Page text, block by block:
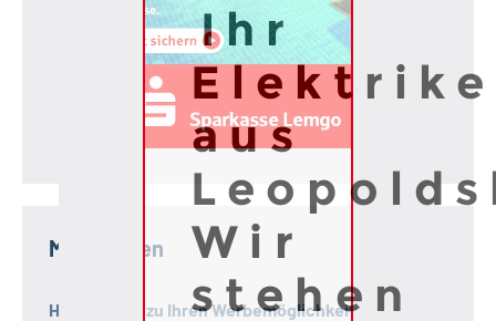
Ihr
aus
Wir
stehen
Mediadaten
Hier geht es zu Ihren Werbemöglichkeiten!